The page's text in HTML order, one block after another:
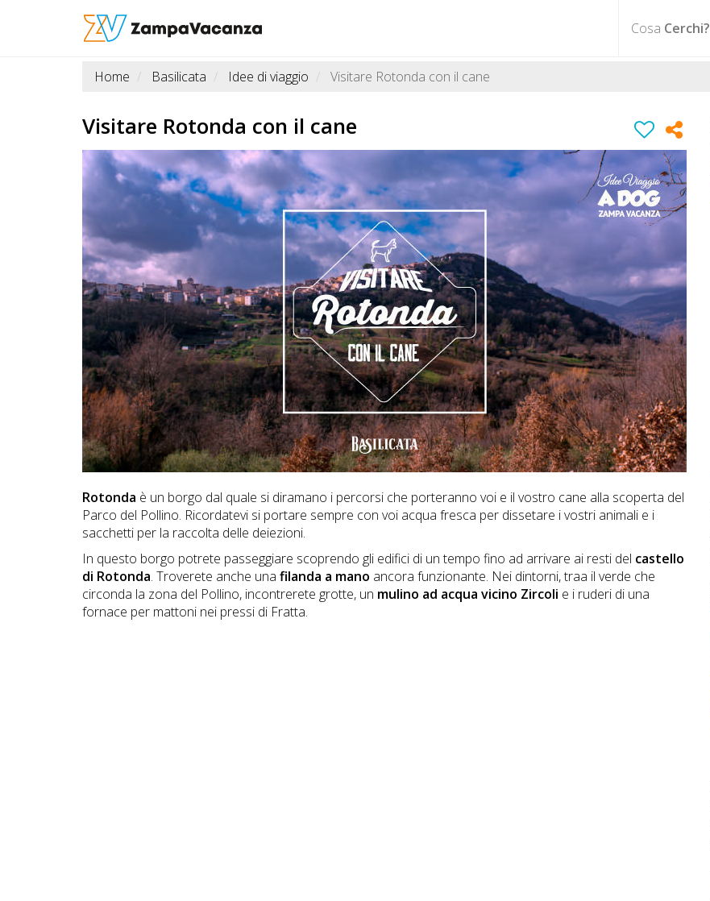
Cosa Cerchi?
STRUTTURE
LUOGHI
OFFERTE
CHIEDI
CODICE
SCONTO
Home Basilicata Idee di viaggio Visitare Rotonda con il cane
Visitare Rotonda con il cane
Rotonda è un borgo dal quale si diramano i percorsi che porteranno voi e il vostro cane alla scoperta del
Parco del Pollino. Ricordatevi si portare sempre con voi acqua fresca per dissetare i vostri animali e i
sacchetti per la raccolta delle deiezioni.
In questo borgo potrete passeggiare scoprendo gli edifici di un tempo fino ad arrivare ai resti del castello
di Rotonda. Troverete anche una filanda a mano ancora funzionante. Nei dintorni, traa il verde che
circonda la zona del Pollino, incontrerete grotte, un mulino ad acqua vicino Zircoli e i ruderi di una
fornace per mattoni nei pressi di Fratta.